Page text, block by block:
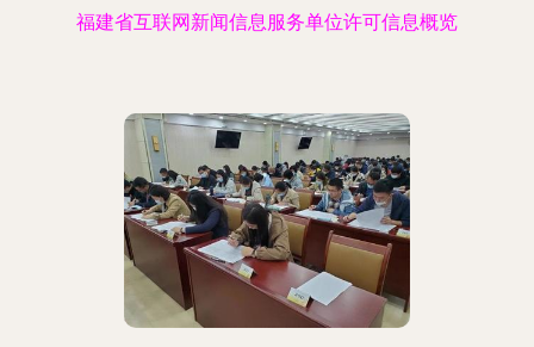
福建省互联网新闻信息服务单位许可信息概览